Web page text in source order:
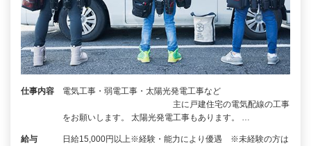
仕事内容
電気工事・弱電工事・太陽光発電工事など
主に戸建住宅の電気配線の工事
をお願いします。 太陽光発電工事もあります。 …
給与
日給15,000円以上※経験・能力により優遇 ※未経験の方は